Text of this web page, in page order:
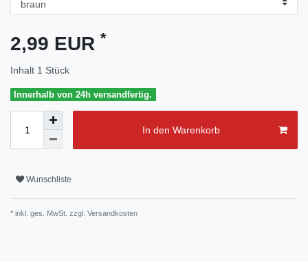
2,99 EUR *
Inhalt 1 Stück
Innerhalb von 24h versandfertig.
In den Warenkorb
Wunschliste
* inkl. ges. MwSt. zzgl. Versandkosten